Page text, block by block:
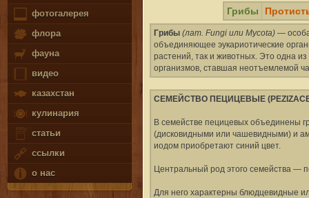
фотогалерея
флора
фауна
видео
казахстан
кулинария
статьи
ссылки
о нас
Грибы
Грибы (лат. Fungi или Mycota) —
объединяющее эукариотические
растений, так и животных. Это одна
организмов, ставшая неотъемлемой
СЕМЕЙСТВО ПЕЦИЦЕВЫЕ
В семействе пецицевых объединены
(дисковидными или чашевидными) и
иодом приобретают синий цвет.
Центральный род этого семейства —
Для него характерны блюдцевидные